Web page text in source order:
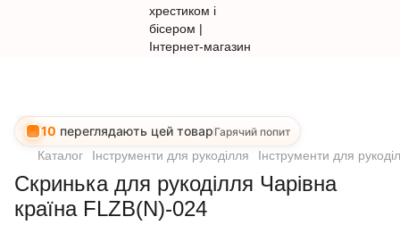
10 переглядають цей товар Гарячий попит
Каталог Інструменти для рукоділля Інструменти для
Скринька для рукоділля Чарівна
країна FLZB(N)-024